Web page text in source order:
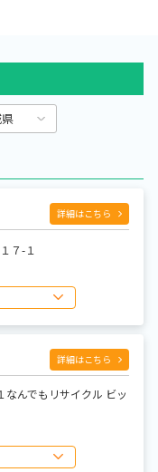
ル）
詳細はこちら
７-１
詳細はこちら
んでもリサイクル ビッ